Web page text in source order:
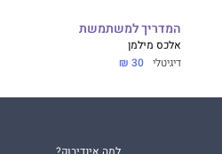
המדריך למשתמשת
אלכס מילמן
דיגיטלי 30 ₪